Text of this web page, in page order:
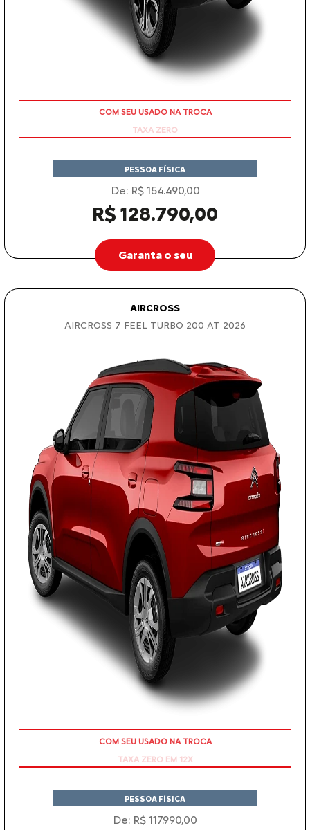
TAXA ZERO
PESSOA FÍSICA
De: R$ 154.490,00
R$ 128.790,00
Garanta o seu
AIRCROSS
AIRCROSS 7 FEEL TURBO 200 AT 2026
TAXA ZERO EM 12X
PESSOA FÍSICA
De: R$ 117.990,00